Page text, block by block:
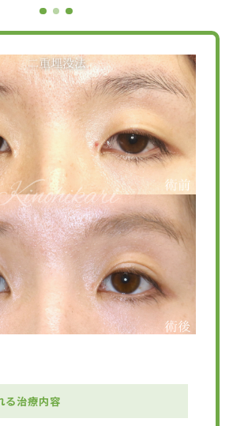
る治療内容